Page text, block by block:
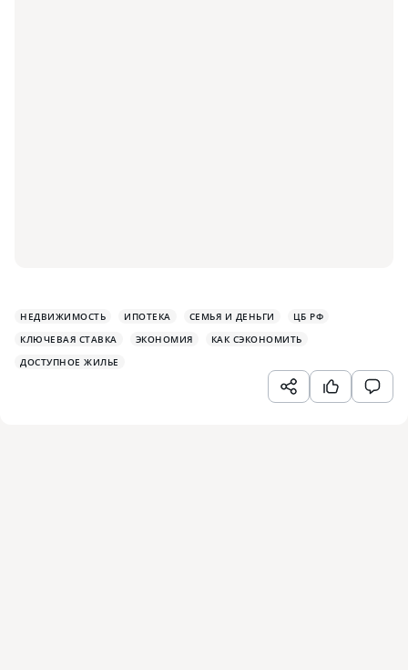
НЕДВИЖИМОСТЬ ИПОТЕКА СЕМЬЯ И ДЕНЬГИ
ЦБ РФ
КЛЮЧЕВАЯ СТАВКА
ЭКОНОМИЯ
КАК СЭКОНОМИТЬ
ДОСТУПНОЕ ЖИЛЬЕ